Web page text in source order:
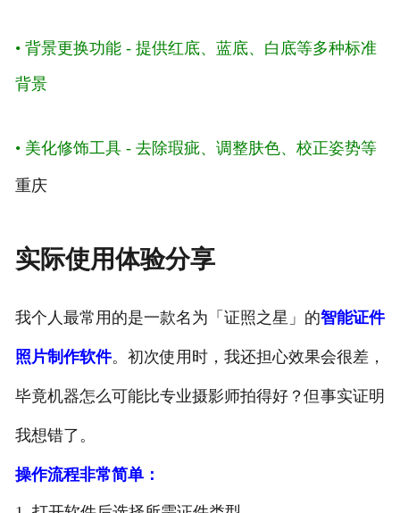
• 背景更换功能 - 提供红底、蓝底、白底等多种标准
背景
• 美化修饰工具 - 去除瑕疵、调整肤色、校正姿势等
重庆
实际使用体验分享
我个人最常用的是一款名为「证照之星」的智能证件
照片制作软件。初次使用时，我还担心效果会很差，
毕竟机器怎么可能比专业摄影师拍得好？但事实证明
我想错了。
操作流程非常简单：